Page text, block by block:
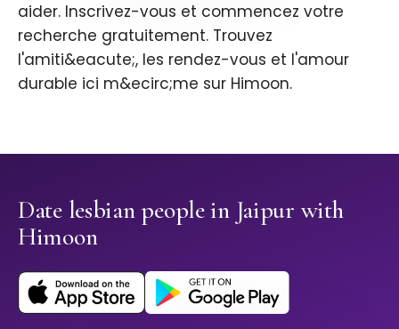
aider. Inscrivez-vous et commencez votre
recherche gratuitement. Trouvez
l'amiti&eacute;, les rendez-vous et l'amour
durable ici m&ecirc;me sur Himoon.
Date lesbian people in Jaipur with
Himoon